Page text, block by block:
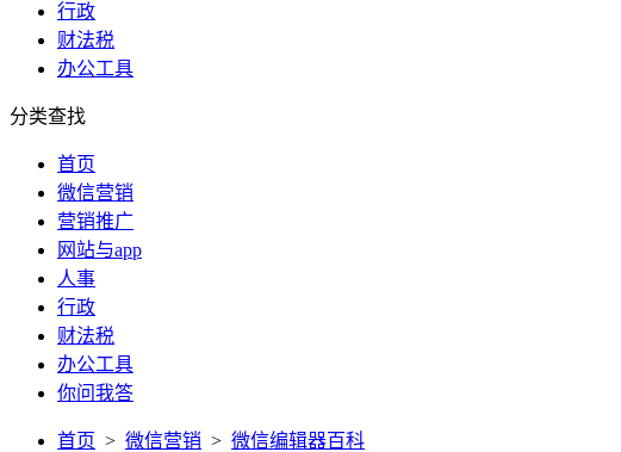
行政
财法税
办公工具
分类查找
首页
微信营销
营销推广
网站与app
人事
行政
财法税
办公工具
你问我答
首页 > 微信营销 > 微信编辑器百科